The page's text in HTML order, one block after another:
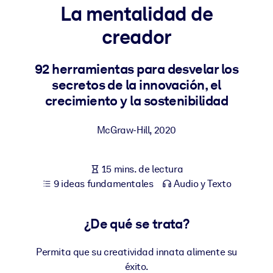
Integre conocimientos verificados y breves en su LMS/LXP para
obtener mejores resultados de aprendizaje.
Para bibliotecas corporativas
empresariales confiables y listos para usar.
Alimente sus sistemas de IA con conocimientos fiables y
estructurados para mejorar los resultados.
La mentalidad de
creador
92 herramientas para desvelar los
secretos de la innovación, el
crecimiento y la sostenibilidad
McGraw-Hill, 2020
15 mins. de lectura
9 ideas fundamentales
Audio y Texto
¿De qué se trata?
Permita que su creatividad innata alimente su
éxito.